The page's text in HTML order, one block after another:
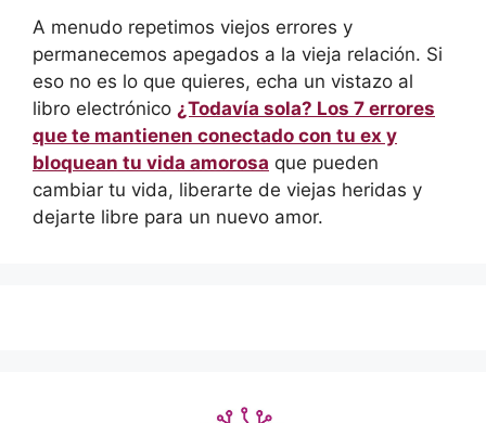
A menudo repetimos viejos errores y
permanecemos apegados a la vieja relación. Si
eso no es lo que quieres, echa un vistazo al
libro electrónico ¿Todavía sola? Los 7 errores
que te mantienen conectado con tu ex y
bloquean tu vida amorosa que pueden
cambiar tu vida, liberarte de viejas heridas y
dejarte libre para un nuevo amor.